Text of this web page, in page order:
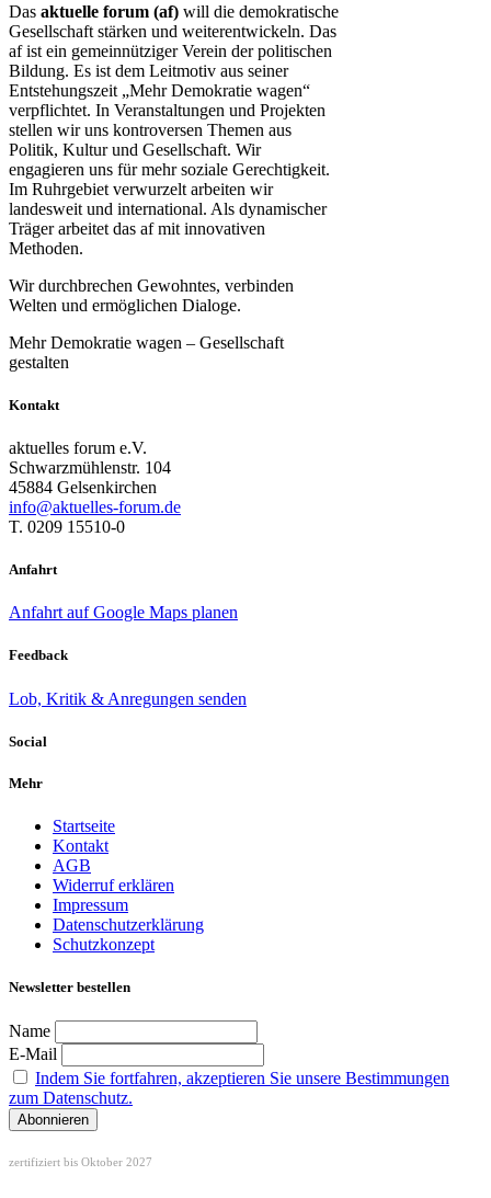
Das aktuelle forum (af) will die demokratische
Gesellschaft stärken und weiterentwickeln. Das
af ist ein gemeinnütziger Verein der politischen
Bildung. Es ist dem Leitmotiv aus seiner
Entstehungszeit „Mehr Demokratie wagen“
verpflichtet. In Veranstaltungen und Projekten
stellen wir uns kontroversen Themen aus
Politik, Kultur und Gesellschaft. Wir
engagieren uns für mehr soziale Gerechtigkeit.
Im Ruhrgebiet verwurzelt arbeiten wir
landesweit und international. Als dynamischer
Träger arbeitet das af mit innovativen
Methoden.
Wir durchbrechen Gewohntes, verbinden
Welten und ermöglichen Dialoge.
Mehr Demokratie wagen – Gesellschaft
gestalten
Kontakt
aktuelles forum e.V.
Schwarzmühlenstr. 104
45884 Gelsenkirchen
info@aktuelles-forum.de
T. 0209 15510-0
Anfahrt
Anfahrt auf Google Maps planen
Feedback
Lob, Kritik & Anregungen senden
Social
Mehr
Startseite
Kontakt
AGB
Widerruf erklären
Impressum
Datenschutzerklärung
Schutzkonzept
Newsletter bestellen
Name
E-Mail
Indem Sie fortfahren, akzeptieren Sie unsere Bestimmungen
zum Datenschutz.
zertifiziert bis Oktober 2027